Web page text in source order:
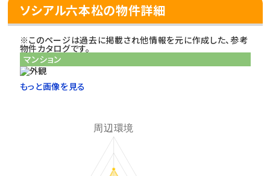
ソシアル六本松の物件詳細
※このページは過去に掲載され他情報を元に作成した、参考
物件カタログです。
マンション
もっと画像を見る